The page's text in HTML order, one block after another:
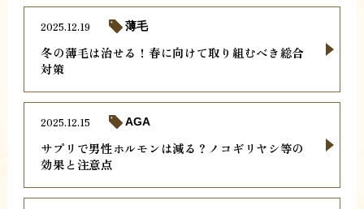
冬の薄毛は治せる！春に向けて取り組むべき総合
対策
2025.12.19 薄毛
サプリで男性ホルモンは減る？ノコギリヤシ等の
効果と注意点
2025.12.15 AGA